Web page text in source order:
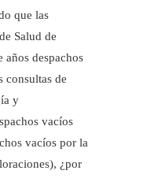
que las
Salud de
años despachos
consultas de
y
vacíos
vacíos por la
¿por